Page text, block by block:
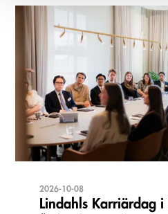
2026-10-08
Lindahls Karriärdag